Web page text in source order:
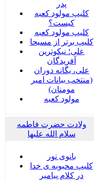
پدر
کلیپ مولود کعبه
کیست؟
کلیپ مولود کعبه
کلیپ برتر از مسیحا
علی؛ نیکوترین
آفریدگان
علی، یگانه دوران
(منتخب بیانات امیر
مومنان)
مولود کعبه
ولادت حضرت فاطمه
سلام الله علیها
بانوی نور
کلیپ محبوبه ی خدا
در کلام پیامبر